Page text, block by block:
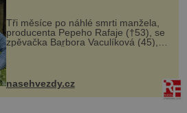
Tři měsíce po náhlé smrti manžela,
producenta Pepeho Rafaje (†53), se
zpěvačka Barbora Vaculíková (45),
dcera Petry Černocké (75), poprvé
ozvala veřejnosti. Na sociální síti
sdílela, že se snaží fung...
nasehvezdy.cz